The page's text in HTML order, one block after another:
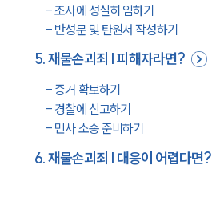
-조사에 성실히 임하기
- 반성문 및 탄원서 작성하기
5.재물손괴죄 | 피해자라면?
-증거 확보하기
- 경찰에 신고하기
- 민사 소송 준비하기
6.재물손괴죄 | 대응이 어렵다면?